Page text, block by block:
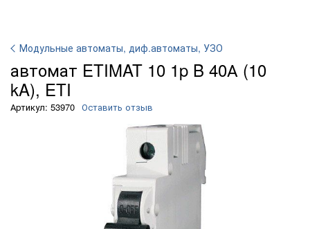
Модульные автоматы, диф.автоматы, УЗО
автомат ETIMAT 10 1p B 40А (10
kA), ETI
Артикул: 53970 Оставить отзыв